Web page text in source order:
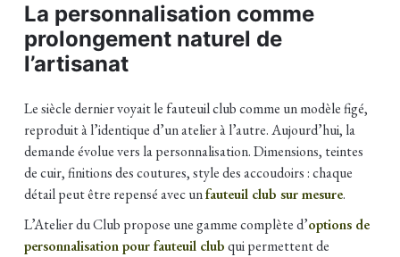
La personnalisation comme
prolongement naturel de
l’artisanat
Le siècle dernier voyait le fauteuil club comme un modèle figé,
reproduit à l’identique d’un atelier à l’autre. Aujourd’hui, la
demande évolue vers la personnalisation. Dimensions, teintes
de cuir, finitions des coutures, style des accoudoirs : chaque
détail peut être repensé avec unfauteuil club sur mesure.
L’Atelier du Club propose une gamme complète d’options de
personnalisation pour fauteuil clubqui permettent de